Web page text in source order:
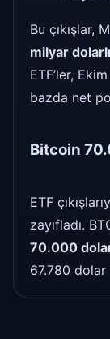
Bu çıkışlar,
milyar
ETF’ler,
bazda net
Bitcoin
ETF
zayıfladı.
70.000
67.780